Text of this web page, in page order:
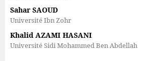
Sahar SAOUD
Université Ibn Zohr
Khalid AZAMI HASANI
Université Sidi Mohammed Ben Abdellah